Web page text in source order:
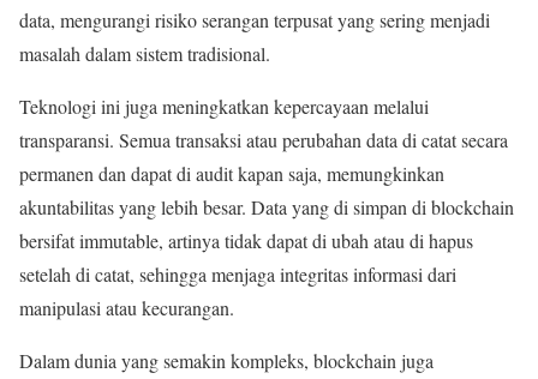
data, mengurangi risiko serangan terpusat yang sering menjadi
masalah dalam sistem tradisional.
Teknologi ini juga meningkatkan kepercayaan melalui
transparansi. Semua transaksi atau perubahan data di catat secara
permanen dan dapat di audit kapan saja, memungkinkan
akuntabilitas yang lebih besar. Data yang di simpan di blockchain
bersifat immutable, artinya tidak dapat di ubah atau di hapus
setelah di catat, sehingga menjaga integritas informasi dari
manipulasi atau kecurangan.
Dalam dunia yang semakin kompleks, blockchain juga